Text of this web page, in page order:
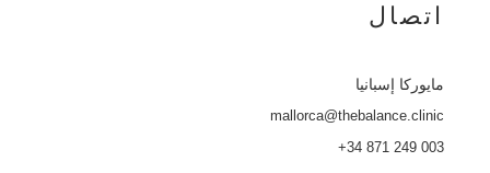
اتصال
مايوركا إسبانيا
mallorca@thebalance.clinic
+34 871 249 003